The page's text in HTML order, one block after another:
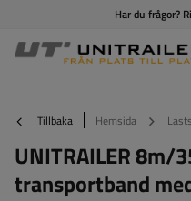
Har du frågor?
Tillbaka Hemsida
UNITRAILER
transportband